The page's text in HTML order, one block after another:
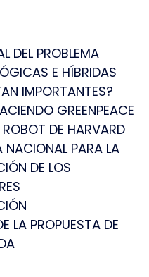
DEL PROBLEMA
E HÍBRIDAS
IMPORTANTES?
GREENPEACE
DE HARVARD
NACIONAL PARA LA
DE LOS
LA PROPUESTA DE